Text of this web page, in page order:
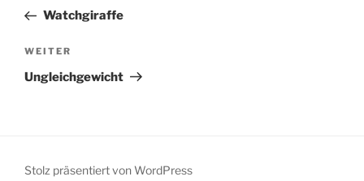
Beitrag
Watchgiraffe
Nächster
Beitrag
WEITER
Ungleichgewicht
Stolz präsentiert von WordPress